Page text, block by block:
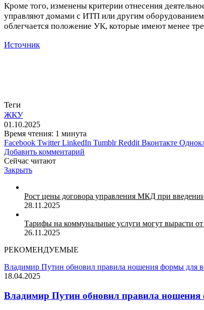
Кроме того, изменены критерии отнесения
управляют домами с ИТП или другим
облегчается положение УК, которые имеют менее
Источник
Теги
ЖКУ
01.10.2025
Время чтения: 1 минута
Facebook Twitter LinkedIn Tumblr Reddit Вконтакте
Добавить комментарий
Сейчас читают
Закрыть
Рост цены договора управления МКД при
28.11.2025
Тарифы на коммунальные услуги могут вырасти
26.11.2025
РЕКОМЕНДУЕМЫЕ
Владимир Путин обновил правила ношения формы для
18.04.2025
Владимир Путин обновил правила